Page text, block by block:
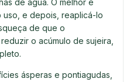
de água. O melhor é
e depois, reaplicá-lo
de que o
o acúmulo de sujeira,
ásperas e pontiagudas,